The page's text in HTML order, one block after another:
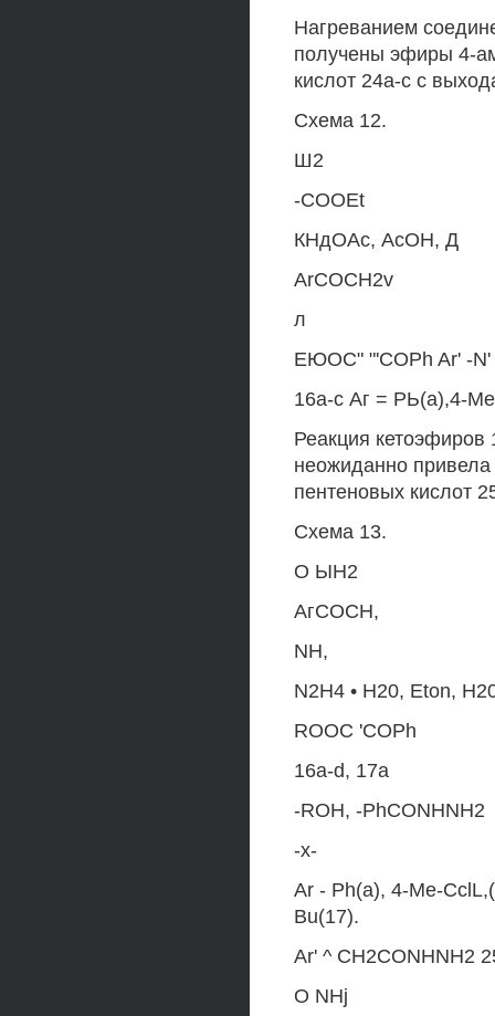
Нагреванием
получены эфиры 4-
кислот 24а-с с
Схема 12.
Ш2
-COOEt
КНдОАс, АсОН, Д
ArCOCH2v
л
ЕЮОС" "'COPh Ar' -N'
16a-c Аг = РЬ(а),4-
Реакция кетоэфиров
неожиданно
пентеновых кислот
Схема 13.
О ЫН2
АгСОСН,
NH,
N2H4 • Н20, Eton,
ROOC 'COPh
16a-d, 17а
-ROH, -PhCONHNH2
-х-
Ar - Ph(a), 4-Me-
Bu(17).
Ar' ^ CH2CONHNH2
О NHj